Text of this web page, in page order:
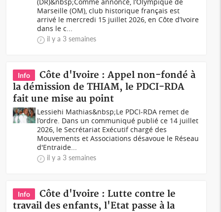
Marseille (OM), club historique français est
arrivé le mercredi 15 juillet 2026, en Côte d’Ivoire
dans le c...
il y a 3 semaines
Info
Côte d'Ivoire : Appel non-fondé à
la démission de THIAM, le PDCI-RDA
fait une mise au point
Lessiehi Mathias&nbsp;Le PDCI-RDA remet de
l’ordre. Dans un communiqué publié ce 14 juillet
2026, le Secrétariat Exécutif chargé des
Mouvements et Associations désavoue le Réseau
d'Entraide...
il y a 3 semaines
Info
Côte d'Ivoire : Lutte contre le
travail des enfants, l'Etat passe à la